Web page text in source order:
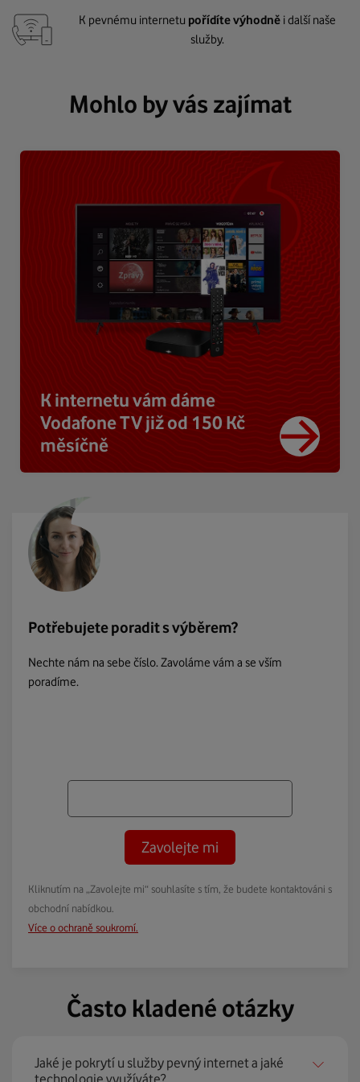
K pevnému internetu pořídíte výhodně i další naše
služby.
Mohlo by vás zajímat
K internetu vám dáme
Vodafone TV již od 150 Kč
měsíčně
Potřebujete poradit s výběrem?
Nechte nám na sebe číslo. Zavoláme vám a se vším
poradíme.
Zavolejte mi
Kliknutím na „Zavolejte mi“ souhlasíte s tím, že budete kontaktováni s
obchodní nabídkou.
Více o ochraně soukromí.
Často kladené otázky
Jaké je pokrytí u služby pevný internet a jaké
technologie využíváte?